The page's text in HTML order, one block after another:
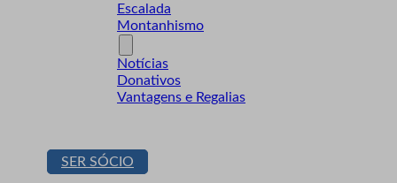
Escalada
Montanhismo
Notícias
Donativos
Vantagens e Regalias
SER SÓCIO